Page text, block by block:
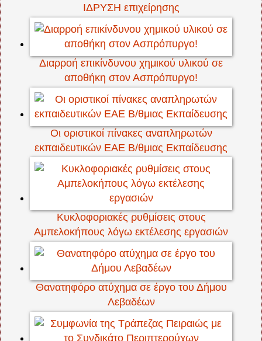
ΙΔΡΥΣΗ επιχείρησης
Διαρροή επικίνδυνου χημικού υλικού σε
αποθήκη στον Ασπρόπυργο!
Οι οριστικοί πίνακες αναπληρωτών
εκπαιδευτικών ΕΑΕ Β/θμιας Εκπαίδευσης
Κυκλοφοριακές ρυθμίσεις στους
Αμπελοκήπους λόγω εκτέλεσης εργασιών
Θανατηφόρο ατύχημα σε έργο του Δήμου
Λεβαδέων